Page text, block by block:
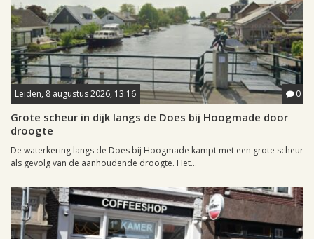
Leiden, 8 augustus 2026, 13:16 0
Grote scheur in dijk langs de Does bij Hoogmade door
droogte
De waterkering langs de Does bij Hoogmade kampt met een grote scheur
als gevolg van de aanhoudende droogte. Het...